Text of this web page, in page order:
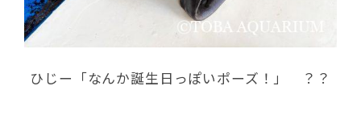
ひじー「なんか誕生日っぽいポーズ！」 ？？